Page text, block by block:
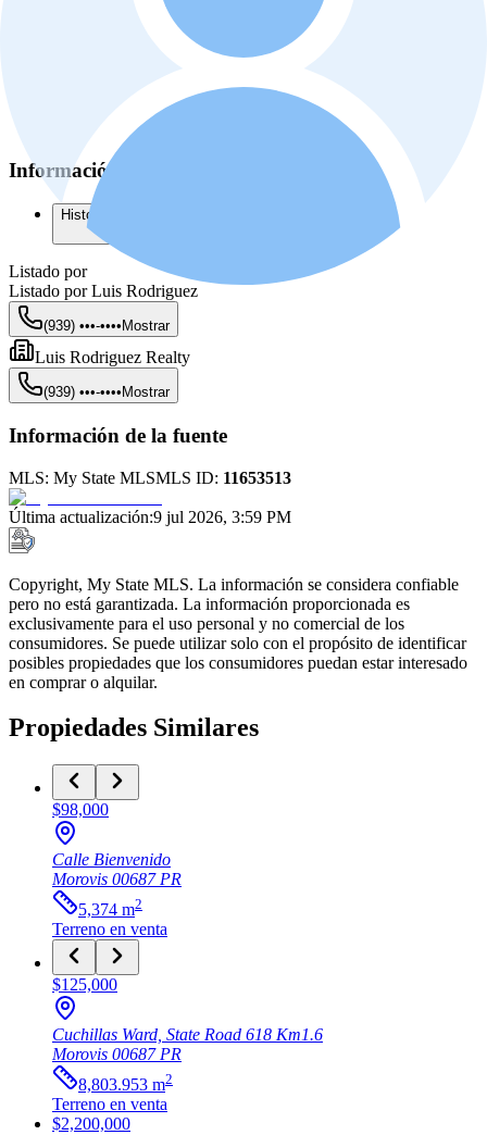
Información adicional
Historial del listado
Listado por
Listado por Luis Rodriguez
(939) •••-•••• Mostrar
Luis Rodriguez Realty
(939) •••-•••• Mostrar
Información de la fuente
MLS: My State MLSMLS ID: 11653513
Última actualización:9 jul 2026, 3:59 PM
Copyright, My State MLS. La información se considera confiable
pero no está garantizada. La información proporcionada es
exclusivamente para el uso personal y no comercial de los
consumidores. Se puede utilizar solo con el propósito de identificar
posibles propiedades que los consumidores puedan estar interesado
en comprar o alquilar.
Propiedades Similares
$98,000
Calle Bienvenido
Morovis 00687PR
5,374 m2
Terreno en venta
$125,000
Cuchillas Ward, State Road 618 Km1.6
Morovis 00687PR
8,803.953 m2
Terreno en venta
$2,200,000